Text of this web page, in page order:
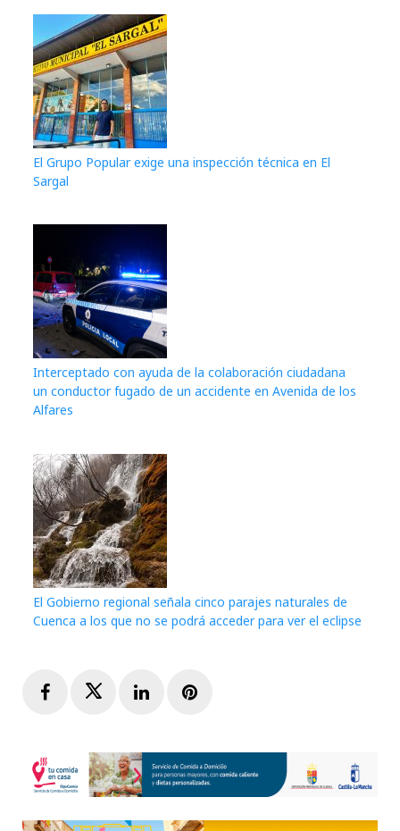
El Grupo Popular exige una inspección técnica en El
Sargal
Interceptado con ayuda de la colaboración ciudadana
un conductor fugado de un accidente en Avenida de los
Alfares
El Gobierno regional señala cinco parajes naturales de
Cuenca a los que no se podrá acceder para ver el eclipse
FacebookTwitterLinkedInPinterest